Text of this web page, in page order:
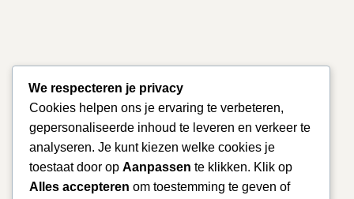
We respecteren je privacy
Cookies helpen ons je ervaring te verbeteren,
gepersonaliseerde inhoud te leveren en verkeer te
analyseren. Je kunt kiezen welke cookies je
toestaat door op Aanpassen te klikken. Klik op
Alles accepteren om toestemming te geven of